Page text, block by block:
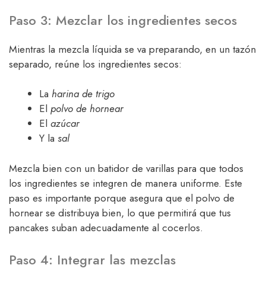
Paso 3: Mezclar los ingredientes secos
Mientras la mezcla líquida se va preparando, en un tazón
separado, reúne los ingredientes secos:
La harina de trigo
El polvo de hornear
El azúcar
Y la sal
Mezcla bien con un batidor de varillas para que todos
los ingredientes se integren de manera uniforme. Este
paso es importante porque asegura que el polvo de
hornear se distribuya bien, lo que permitirá que tus
pancakes suban adecuadamente al cocerlos.
Paso 4: Integrar las mezclas